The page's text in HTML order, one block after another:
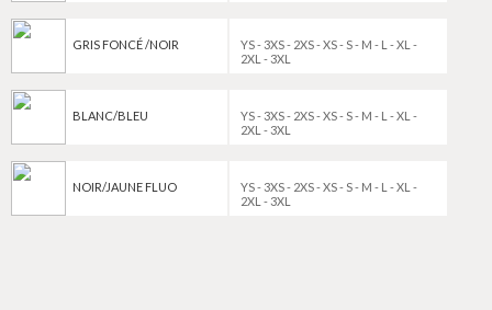
GRIS FONCÉ /NOIR
YS - 3XS - 2XS - XS - S - M - L - XL -
2XL - 3XL
BLANC/BLEU
YS - 3XS - 2XS - XS - S - M - L - XL -
2XL - 3XL
NOIR/JAUNE FLUO
YS - 3XS - 2XS - XS - S - M - L - XL -
2XL - 3XL